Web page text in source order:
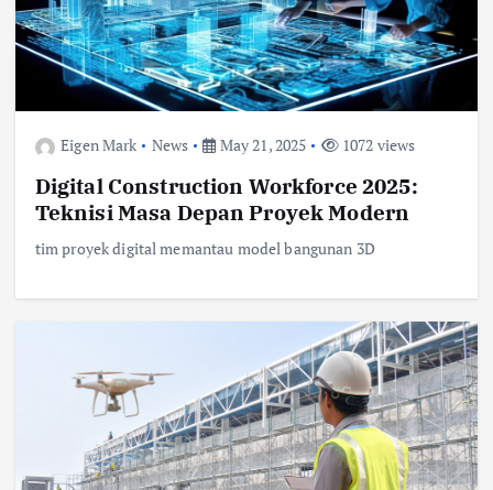
Eigen Mark News May 21, 2025 1072 views
Digital Construction Workforce 2025:
Teknisi Masa Depan Proyek Modern
tim proyek digital memantau model bangunan 3D